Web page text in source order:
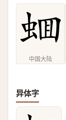
中国大陆
异体字